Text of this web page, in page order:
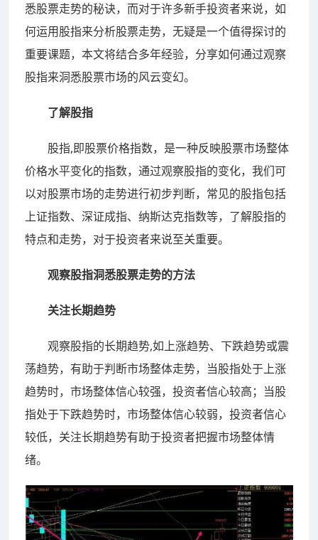
悉股票走势的秘诀，而对于许多新手投资者来说，如
何运用股指来分析股票走势，无疑是一个值得探讨的
重要课题，本文将结合多年经验，分享如何通过观察
股指来洞悉股票市场的风云变幻。
了解股指
股指,即股票价格指数，是一种反映股票市场整体
价格水平变化的指数，通过观察股指的变化，我们可
以对股票市场的走势进行初步判断，常见的股指包括
上证指数、深证成指、纳斯达克指数等，了解股指的
特点和走势，对于投资者来说至关重要。
观察股指洞悉股票走势的方法
关注长期趋势
观察股指的长期趋势,如上涨趋势、下跌趋势或震
荡趋势，有助于判断市场整体走势，当股指处于上涨
趋势时，市场整体信心较强，投资者信心较高；当股
指处于下跌趋势时，市场整体信心较弱，投资者信心
较低，关注长期趋势有助于投资者把握市场整体情
绪。